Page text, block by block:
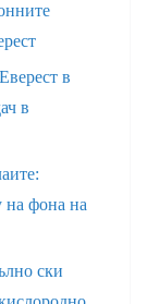
в
в
на фона на
ски